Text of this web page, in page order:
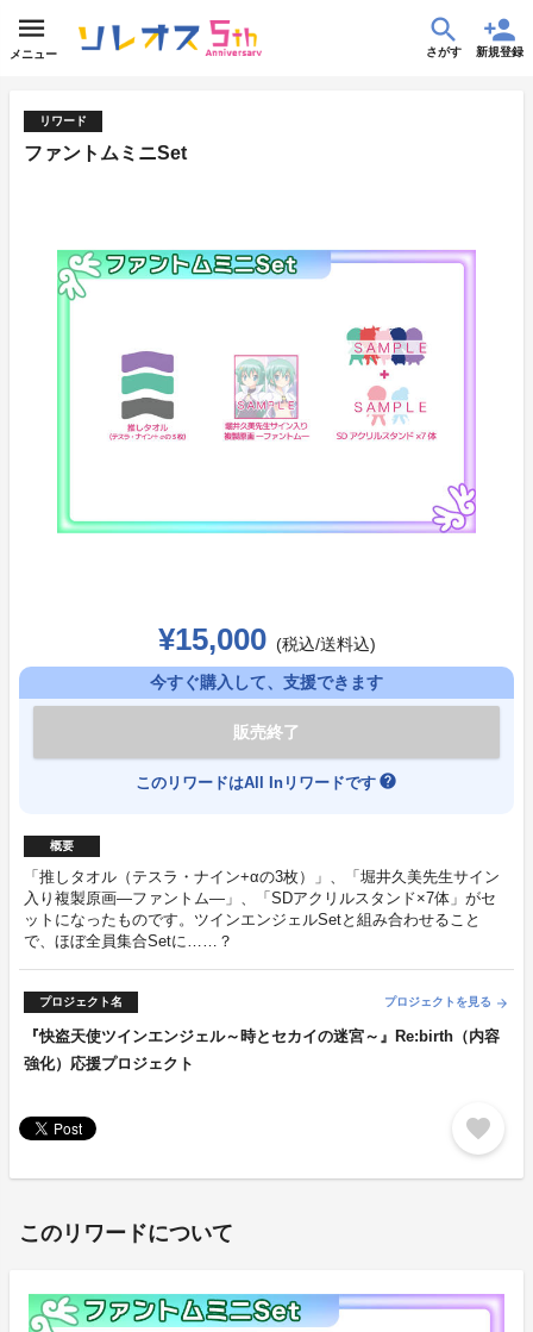
メニュー さがす 新規登録
リワード
ファントムミニSet
¥15,000 (税込/送料込)
今すぐ購入して、支援できます
販売終了
このリワードはAll Inリワードです help
概要
「推しタオル（テスラ・ナイン+αの3枚）」、「堀井久美先生サイン
入り複製原画―ファントム―」、「SDアクリルスタンド×7体」がセ
ットになったものです。ツインエンジェルSetと組み合わせること
で、ほぼ全員集合Setに……？
プロジェクト名 プロジェクトを見る arrow_forward
『快盗天使ツインエンジェル～時とセカイの迷宮～』Re:birth（内容
強化）応援プロジェクト
favorite
このリワードについて